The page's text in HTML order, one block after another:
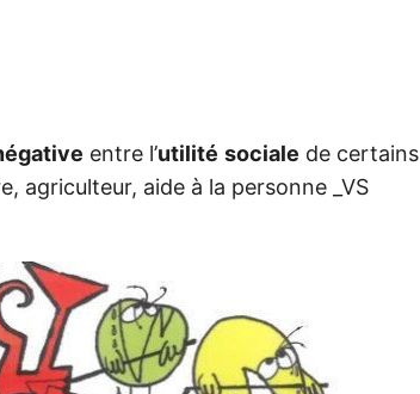
entre l’utilité sociale de certains
agriculteur, aide à la personne _VS